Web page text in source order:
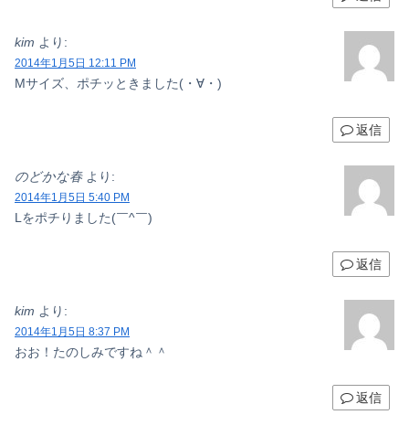
kim より:
2014年1月5日 12:11 PM
Mサイズ、ポチッときました(・∀・)
返信
のどかな春 より:
2014年1月5日 5:40 PM
Lをポチりました(￣^￣)ゞ
返信
kim より:
2014年1月5日 8:37 PM
おお！たのしみですね＾＾
返信